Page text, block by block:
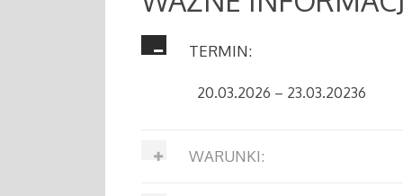
TERMIN:
20.03.2026 – 23.03.20236
WARUNKI: